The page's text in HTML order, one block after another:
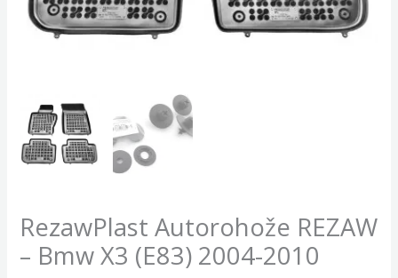
RezawPlast Autorohože REZAW
– Bmw X3 (E83) 2004-2010